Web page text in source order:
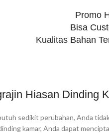
Promo
Bisa
Kualitas Bahan
Hiasan Dinding
sedikit perubahan, Anda
kamar, Anda dapat